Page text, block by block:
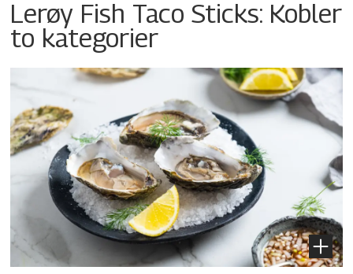
Lerøy Fish Taco Sticks: Kobler
to kategorier